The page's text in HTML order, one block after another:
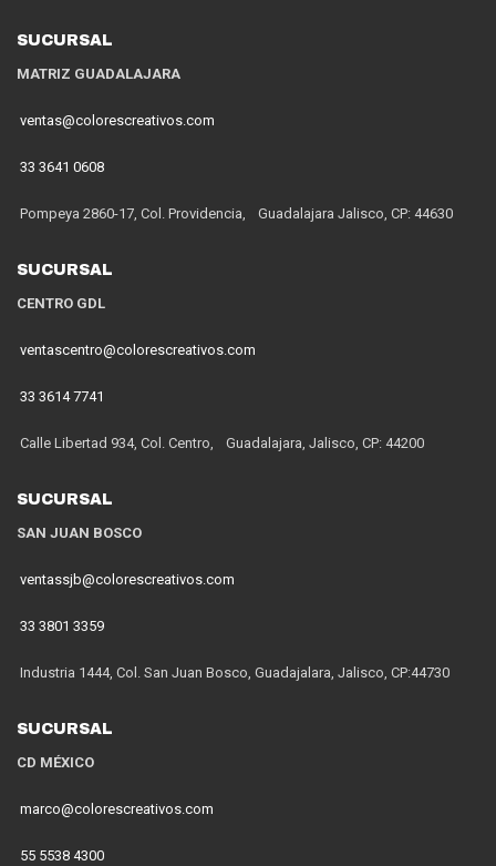
SUCURSAL
MATRIZ GUADALAJARA
ventas@colorescreativos.com
33 3641 0608
Pompeya 2860-17, Col. Providencia, Guadalajara Jalisco, CP: 44630
SUCURSAL
CENTRO GDL
ventascentro@colorescreativos.com
33 3614 7741
Calle Libertad 934, Col. Centro, Guadalajara, Jalisco, CP: 44200
SUCURSAL
SAN JUAN BOSCO
ventassjb@colorescreativos.com
33 3801 3359
Industria 1444, Col. San Juan Bosco, Guadajalara, Jalisco, CP:44730
SUCURSAL
CD MÉXICO
marco@colorescreativos.com
55 5538 4300